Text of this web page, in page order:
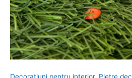
Decorațiuni pentru interior, Pietre